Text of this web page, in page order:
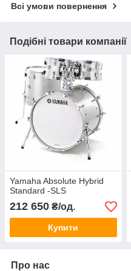
Всі умови повернення
Подібні товари компанії
Yamaha Absolute Hybrid
Standard -SLS
212 650 ₴/од.
Купити
Про нас